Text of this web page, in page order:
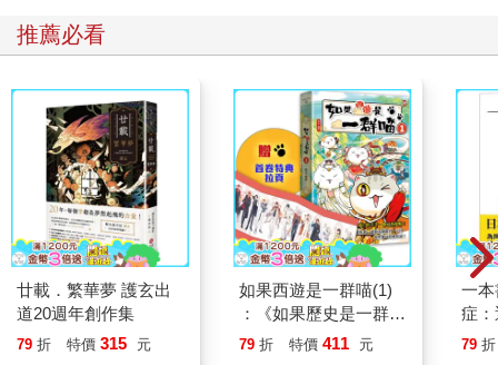
推薦必看
廿載．繁華夢 護玄出
道20週年創作集
79 折 特價 315 元
如果西遊是一群喵(1)
：《如果歷史是一群
喵》作者最新力作，附
79 折 特價 411 元
一
症
開
79 折